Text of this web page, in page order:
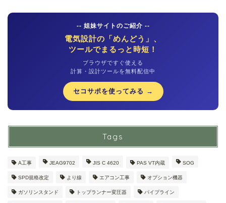
-- 姐妹サイトのご紹介 --
電気設計の「めんどう」、
ツールでまるっと時短！
ブラウザですぐ使える
計算・設計ツールを無料配信中
セコサポを使ってみる →
Tags
A工事 JEAG9702 JIS C 4620 PAS VT内蔵 SOG
SPD規格改定 より線 エアコン工事 オプション機器
ガソリンスタンド トップランナー変圧器 パイプライン